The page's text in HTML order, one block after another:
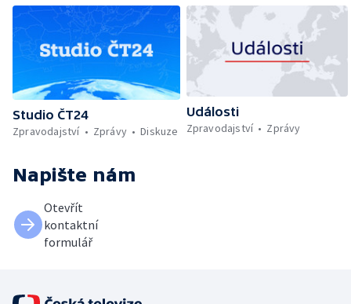
Studio ČT24
Zpravodajství
Zprávy Diskuze
Události
Zpravodajství
Zprávy
Napište nám
Otevřít
kontaktní
formulář